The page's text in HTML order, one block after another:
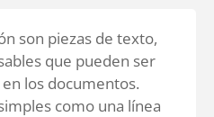
son piezas de texto,
que pueden ser
los documentos.
como una línea